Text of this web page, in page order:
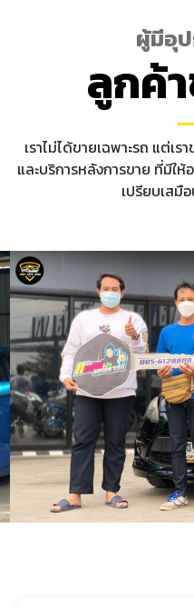
ผู้มีอุ
ลูกค้
เราไม่ได้ขายเฉพาะรถ แต่เ
และบริการหลังการขาย ที่มีให้
เปรียบเสมื